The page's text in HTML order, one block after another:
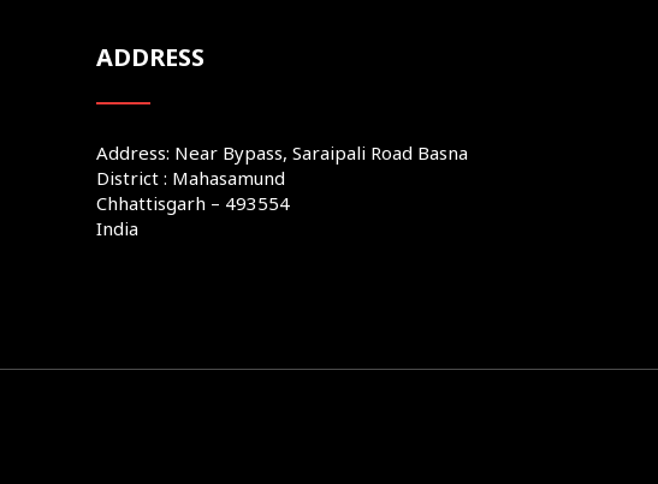
ADDRESS
Address: Near Bypass, Saraipali Road Basna
District : Mahasamund
Chhattisgarh – 493554
India